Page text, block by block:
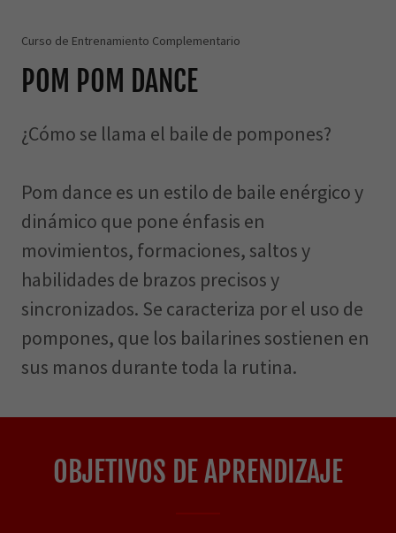
Curso de Entrenamiento Complementario
POM POM DANCE
¿Cómo se llama el baile de pompones?
Pom dance es un estilo de baile enérgico y
dinámico que pone énfasis en
movimientos, formaciones, saltos y
habilidades de brazos precisos y
sincronizados. Se caracteriza por el uso de
pompones, que los bailarines sostienen en
sus manos durante toda la rutina.
OBJETIVOS DE APRENDIZAJE